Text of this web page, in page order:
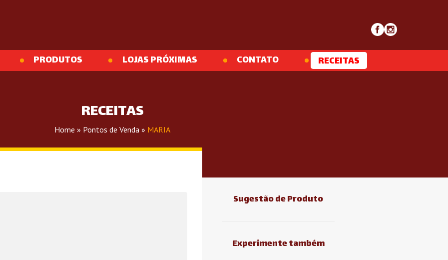
PRODUTOS LOJAS PRÓXIMAS CONTATO RECEITAS
RECEITAS
Home » Pontos de Venda » MARIA
Sugestão de Produto
Experimente também